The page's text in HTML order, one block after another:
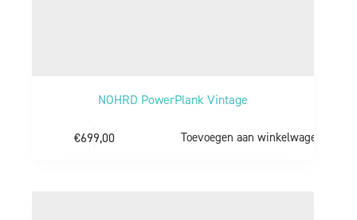
NOHRD PowerPlank Vintage
€699,00 Toevoegen aan winkelwagen